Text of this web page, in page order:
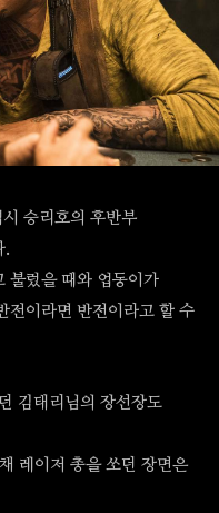
승리호의 후반부
.
불렀을 때와 업동이가
전이라면 반전이라고 할 수
김태리님의 장선장도
레이저 총을 쏘던 장면은